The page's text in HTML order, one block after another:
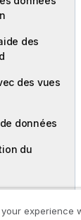
des
des vues
données
du
experience